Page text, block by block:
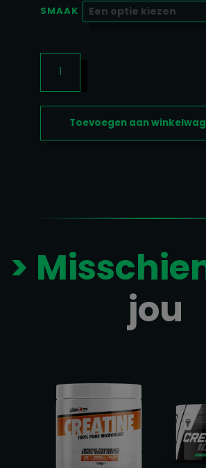
SMAAK
GUMMIES
400GR
(20
SERVINGS)
AANTAL
Toevoegen aan
>
jou